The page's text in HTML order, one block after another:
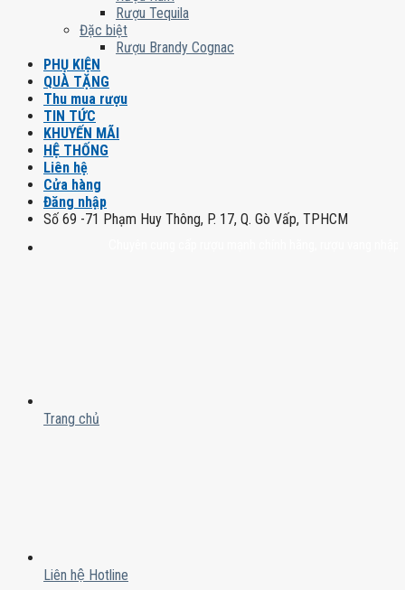
Rượu Tequila
Đặc biệt
Rượu Brandy Cognac
PHỤ KIỆN
QUÀ TẶNG
Thu mua rượu
TIN TỨC
KHUYẾN MÃI
HỆ THỐNG
Liên hệ
Cửa hàng
Đăng nhập
Số 69 -71 Phạm Huy Thông, P. 17, Q. Gò Vấp, TPHCM
Trang chủ
Liên hệ Hotline